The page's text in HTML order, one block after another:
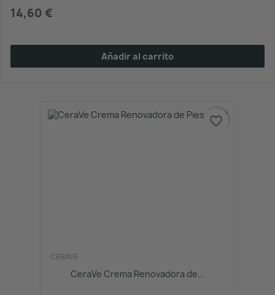
14,60 €
Añadir al carrito
CERAVE
CeraVe Crema Renovadora de...
favorite_border